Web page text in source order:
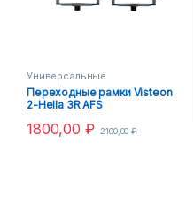
Универсальные
Переходные рамки Visteon
2-Hella 3R AFS
1800,00 ₽ 2100,00₽